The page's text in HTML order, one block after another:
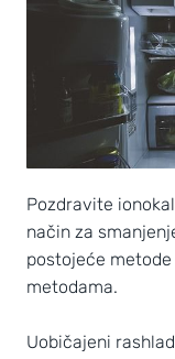
Pozdravite
način za
postojeće
metodama.
Uobičajeni